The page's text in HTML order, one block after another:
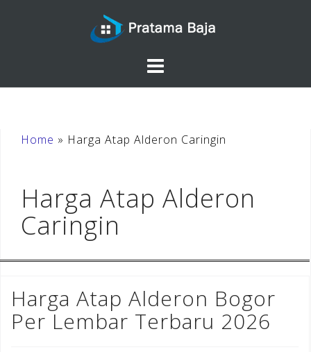
Home » Harga Atap Alderon Caringin
Harga Atap Alderon
Caringin
Harga Atap Alderon Bogor
Per Lembar Terbaru 2026